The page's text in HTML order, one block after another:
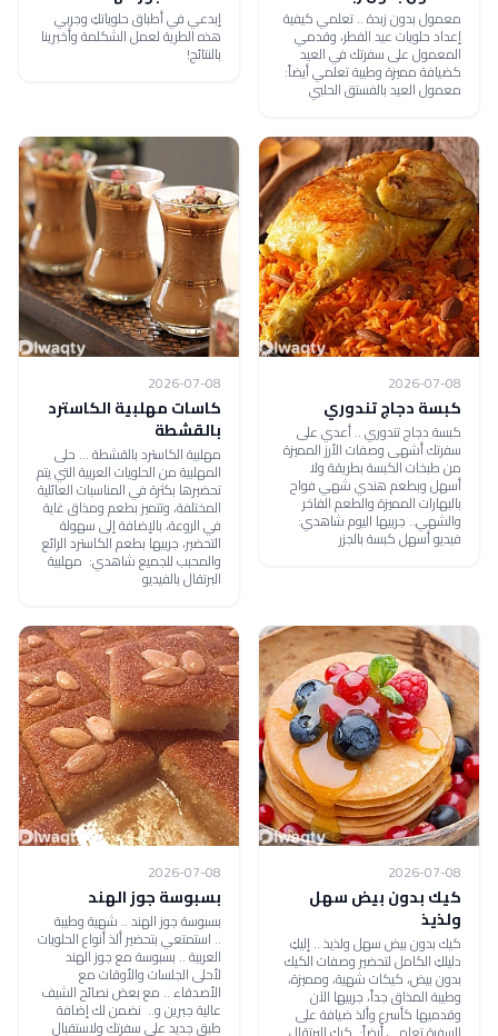
معمول بدون زبدة .. تعلمي كيفية
إعداد حلويات عيد الفطر، وقدمي
المعمول على سفرتك في العيد
كضيافة مميزة وطيبة تعلمي أيضاً:
معمول العيد بالفستق الحلبي
إبدعي في أطباق حلوياتكِ وجربي
هذه الطرية لعمل الشكلمة وأخبرينا
بالنتائج!
2026-07-08
كبسة دجاج تندوري
كبسة دجاج تندوري .. أعدي على
سفرتك أشهى وصفات الأرز المميزة
من طبخات الكبسة بطريقة ولا
أسهل وبطعم هندي شهي فواح
بالبهارات المميزة والطعم الفاخر
والشهي.. جربيها اليوم شاهدي:
فيديو أسهل كبسة بالجزر
2026-07-08
كاسات مهلبية الكاسترد
بالقشطة
مهلبية الكاسترد بالقشطة ... حلى
المهلبية من الحلويات العربية التي يتم
تحضيرها بكثرة في المناسبات العائلية
المختلفة، وتتميز بطعم ومذاق غاية
في الروعة، بالإضافة إلى سهولة
التحضير، جربيها بطعم الكاسترد الرائع
والمحبب للجميع شاهدي: مهلبية
البرتقال بالفيديو
2026-07-08
كيك بدون بيض سهل
ولذيذ
كيك بدون بيض سهل ولذيذ .. إليكِ
دليلكِ الكامل لتحضير وصفات الكيك
بدون بيض، كيكات شهية، ومميزة،
وطيبة المذاق جداً، جربيها الآن
وقدميها كأسرع وألذ ضيافة على
2026-07-08
بسبوسة جوز الهند
بسبوسة جوز الهند .. شهية وطيبة
.. استمتعي بتحضير ألذ أنواع الحلويات
العربية .. بسبوسة مع جوز الهند
لأحلى الجلسات والأوقات مع
الأصدقاء .. مع بعض نصائح الشيف
عالية جبرين و.. نضمن لك إضافة
طبق جديد على سفرتك ولاستقبال